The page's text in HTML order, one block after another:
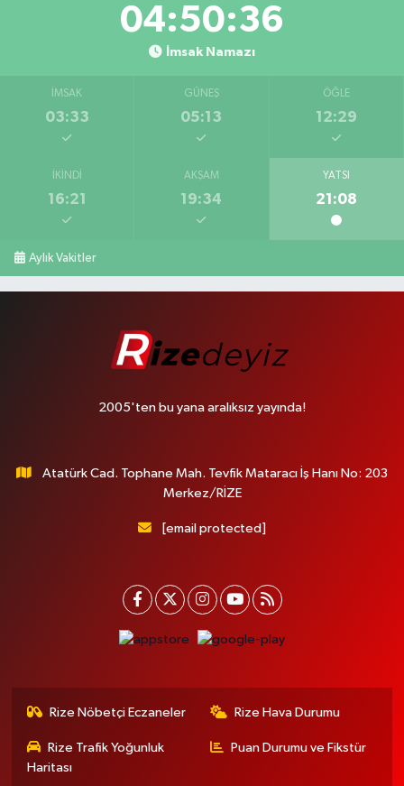
04:50:35
İmsak Namazı
İMSAK
03:33
GÜNEŞ
05:13
ÖĞLE
12:29
İKINDI
16:21
AKŞAM
19:34
YATSI
21:08
Aylık Vakitler
2005'ten bu yana aralıksız yayında!
Atatürk Cad. Tophane Mah. Tevfik Mataracı İş Hanı No: 203
Merkez/RİZE
[email protected]
Rize Nöbetçi Eczaneler Rize Hava Durumu
Rize Trafik Yoğunluk
Haritası
Puan Durumu ve Fikstür